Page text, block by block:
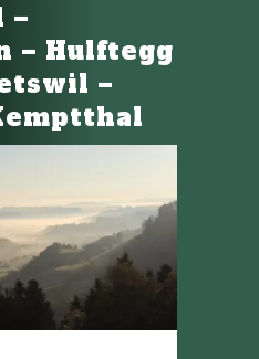
–
– Hulftegg
–